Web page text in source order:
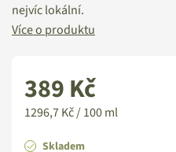
nejvíc lokální.
Více o produktu
Standardní
cena
389 Kč
1296,7 Kč / 100 ml
Skladem